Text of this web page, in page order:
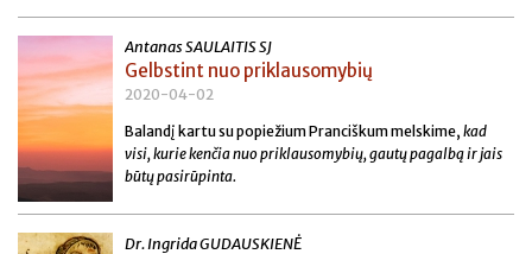
Antanas SAULAITIS SJ
Gelbstint nuo priklausomybių
2020-04-02
Balandį kartu su popiežium Pranciškum melskime, kad
visi, kurie kenčia nuo priklausomybių, gautų pagalbą ir jais
būtų pasirūpinta.
Dr. Ingrida GUDAUSKIENĖ